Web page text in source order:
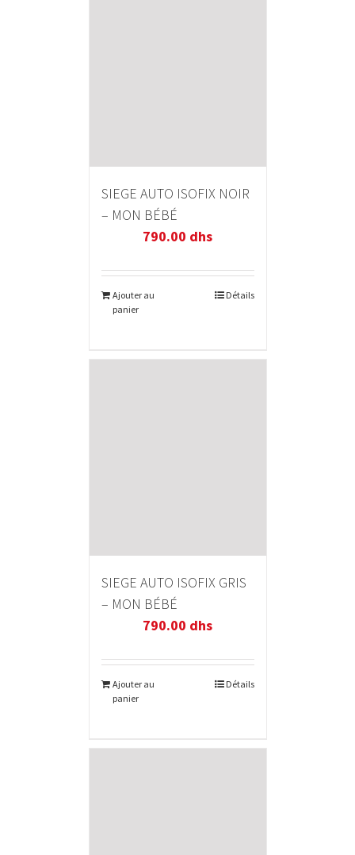
SIEGE AUTO ISOFIX NOIR
– MON BÉBÉ
790.00 dhs
Ajouter au
panier
Détails
SIEGE AUTO ISOFIX GRIS
– MON BÉBÉ
790.00 dhs
Ajouter au
panier
Détails